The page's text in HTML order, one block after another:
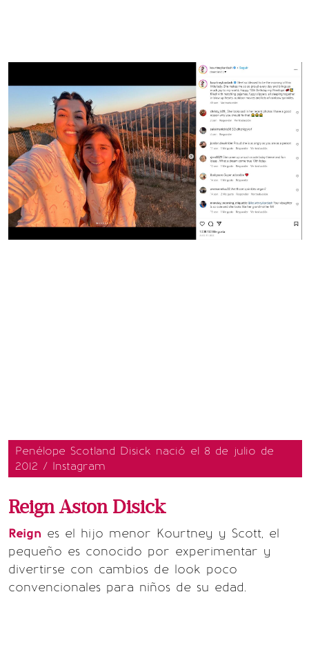
Penélope Scotland Disick nació el 8 de julio de
2012 / Instagram
Reign Aston Disick
Reign es el hijo menor Kourtney y Scott, el
pequeño es conocido por experimentar y
divertirse con cambios de look poco
convencionales para niños de su edad.